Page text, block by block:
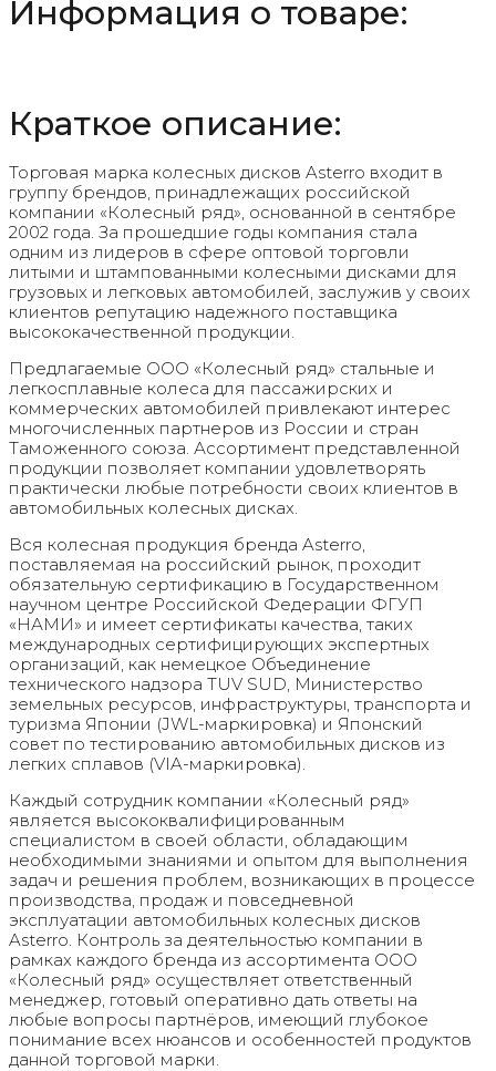
Информация о товаре:
Краткое описание:
Торговая марка колесных дисков Asterro входит в
группу брендов, принадлежащих российской
компании «Колесный ряд», основанной в сентябре
2002 года. За прошедшие годы компания стала
одним из лидеров в сфере оптовой торговли
литыми и штампованными колесными дисками для
грузовых и легковых автомобилей, заслужив у своих
клиентов репутацию надежного поставщика
высококачественной продукции.
Предлагаемые ООО «Колесный ряд» стальные и
легкосплавные колеса для пассажирских и
коммерческих автомобилей привлекают интерес
многочисленных партнеров из России и стран
Таможенного союза. Ассортимент представленной
продукции позволяет компании удовлетворять
практически любые потребности своих клиентов в
автомобильных колесных дисках.
Вся колесная продукция бренда Asterro,
поставляемая на российский рынок, проходит
обязательную сертификацию в Государственном
научном центре Российской Федерации ФГУП
«НАМИ» и имеет сертификаты качества, таких
международных сертифицирующих экспертных
организаций, как немецкое Объединение
технического надзора TUV SUD, Министерство
земельных ресурсов, инфраструктуры, транспорта и
туризма Японии (JWL-маркировка) и Японский
совет по тестированию автомобильных дисков из
легких сплавов (VIA-маркировка).
Каждый сотрудник компании «Колесный ряд»
является высококвалифицированным
специалистом в своей области, обладающим
необходимыми знаниями и опытом для выполнения
задач и решения проблем, возникающих в процессе
производства, продаж и повседневной
эксплуатации автомобильных колесных дисков
Asterro. Контроль за деятельностью компании в
рамках каждого бренда из ассортимента ООО
«Колесный ряд» осуществляет ответственный
менеджер, готовый оперативно дать ответы на
любые вопросы партнёров, имеющий глубокое
понимание всех нюансов и особенностей продуктов
данной торговой марки.